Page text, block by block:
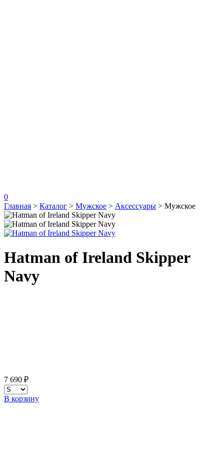
0
Главная > Каталог > Мужское > Аксессуары > Мужское
Hatman of Ireland Skipper
Navy
7 690 ₽
В корзину